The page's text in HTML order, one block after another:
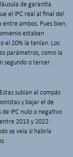
de garantía
el IPC real al final del
ambos. Pues bien,
estaban
el 20% la tenían. Los
parámetros, como la
segundo o tercer
subían al compás
y bajar el de
IPC nulo o negativo
2013 y 2022.
se veía si habría